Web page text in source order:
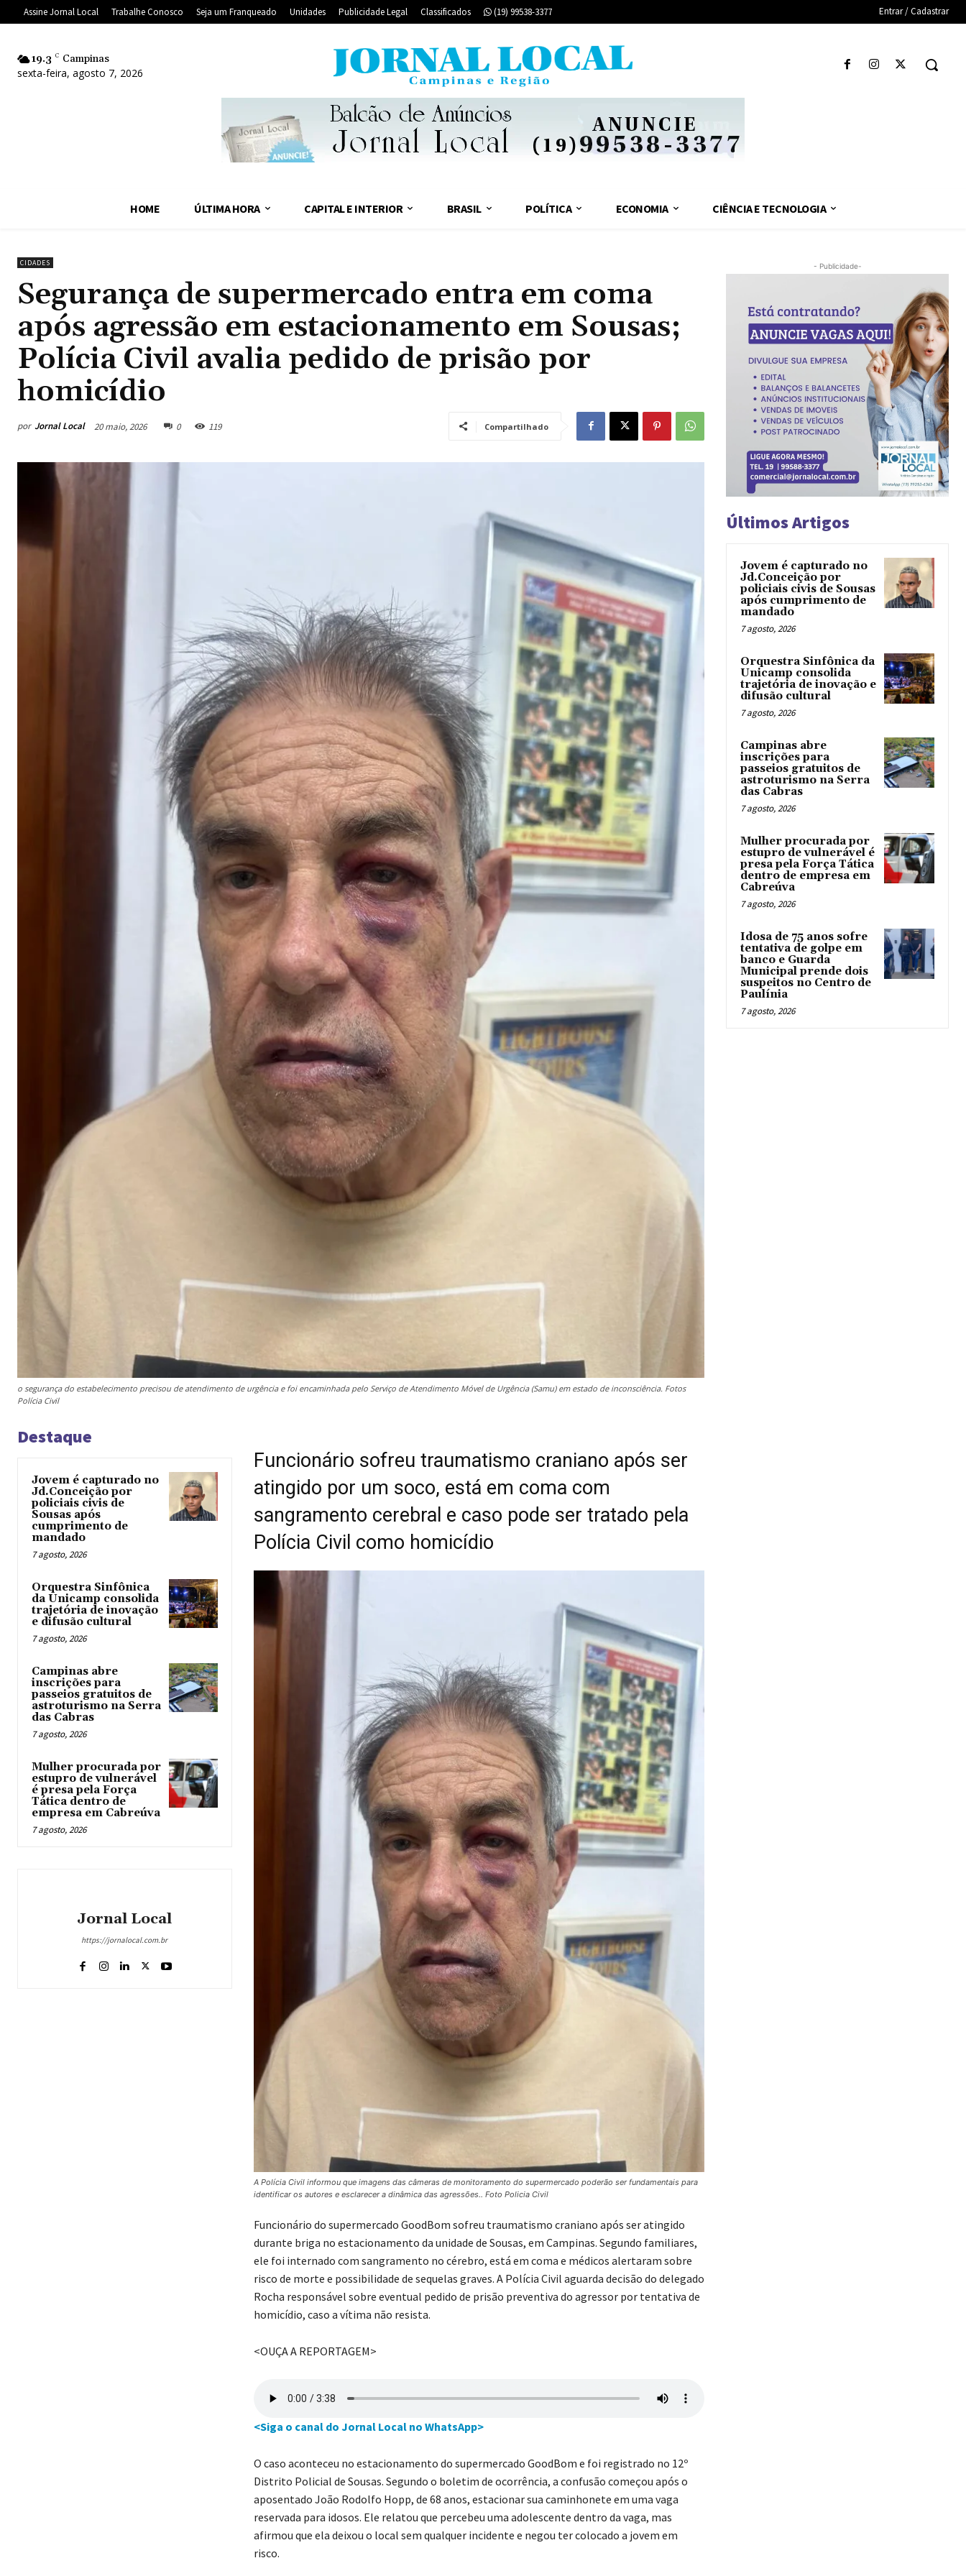
Assine Jornal Local Trabalhe Conosco Seja um Franqueado Unidades Publicidade Legal Classificados (19) 99538-3377 Entrar / Cadastrar
19.3 C Campinas
sexta-feira, agosto 7, 2026
HOME ÚLTIMA HORA CAPITAL E INTERIOR BRASIL POLÍTICA ECONOMIA CIÊNCIA E TECNOLOGIA
CIDADES
Segurança de supermercado entra em coma
após agressão em estacionamento em Sousas;
Polícia Civil avalia pedido de prisão por
homicídio
por Jornal Local 20 maio, 2026 0 119 Compartilhado
o segurança do estabelecimento precisou de atendimento de urgência e foi encaminhada pelo Serviço de Atendimento Móvel de Urgência (Samu) em estado de inconsciência. Fotos
Polícia Civil
Destaque
Jovem é capturado no
Jd.Conceição por
policiais civis de
Sousas após
cumprimento de
mandado
7 agosto, 2026
Orquestra Sinfônica
da Unicamp consolida
trajetória de inovação
e difusão cultural
7 agosto, 2026
Campinas abre
inscrições para
passeios gratuitos de
astroturismo na Serra
das Cabras
7 agosto, 2026
Mulher procurada por
estupro de vulnerável
é presa pela Força
Tática dentro de
empresa em Cabreúva
7 agosto, 2026
Jornal Local
https://jornalocal.com.br
Funcionário sofreu traumatismo craniano após ser
atingido por um soco, está em coma com
sangramento cerebral e caso pode ser tratado pela
Polícia Civil como homicídio
A Polícia Civil informou que imagens das câmeras de monitoramento do supermercado poderão ser fundamentais para
identificar os autores e esclarecer a dinâmica das agressões.. Foto Policia Civil
Funcionário do supermercado GoodBom sofreu traumatismo craniano após ser atingido
durante briga no estacionamento da unidade de Sousas, em Campinas. Segundo familiares,
ele foi internado com sangramento no cérebro, está em coma e médicos alertaram sobre
risco de morte e possibilidade de sequelas graves. A Polícia Civil aguarda decisão do delegado
Rocha responsável sobre eventual pedido de prisão preventiva do agressor por tentativa de
homicídio, caso a vítima não resista.
<OUÇA A REPORTAGEM>
<Siga o canal do Jornal Local no WhatsApp>
O caso aconteceu no estacionamento do supermercado GoodBom e foi registrado no 12º
Distrito Policial de Sousas. Segundo o boletim de ocorrência, a confusão começou após o
aposentado João Rodolfo Hopp, de 68 anos, estacionar sua caminhonete em uma vaga
reservada para idosos. Ele relatou que percebeu uma adolescente dentro da vaga, mas
afirmou que ela deixou o local sem qualquer incidente e negou ter colocado a jovem em
risco.
- Publicidade-
Últimos Artigos
Jovem é capturado no
Jd.Conceição por
policiais civis de Sousas
após cumprimento de
mandado
7 agosto, 2026
Orquestra Sinfônica da
Unicamp consolida
trajetória de inovação e
difusão cultural
7 agosto, 2026
Campinas abre
inscrições para
passeios gratuitos de
astroturismo na Serra
das Cabras
7 agosto, 2026
Mulher procurada por
estupro de vulnerável é
presa pela Força Tática
dentro de empresa em
Cabreúva
7 agosto, 2026
Idosa de 75 anos sofre
tentativa de golpe em
banco e Guarda
Municipal prende dois
suspeitos no Centro de
Paulínia
7 agosto, 2026